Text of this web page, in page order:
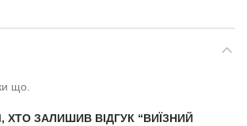
що.
ХТО ЗАЛИШИВ ВІДГУК “ВИЇЗНИЙ